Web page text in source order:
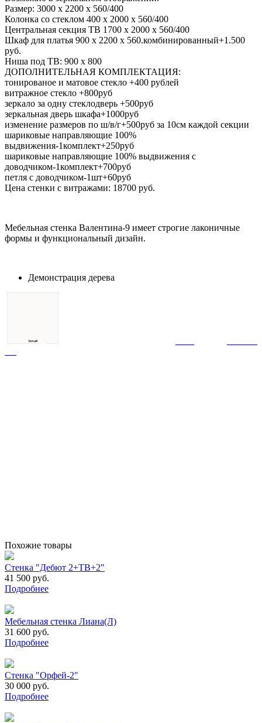
Размер: 3000 х 2200 х 560/400
Колонка со стеклом 400 х 2000 х 560/400
Центральная секция ТВ 1700 х 2000 х 560/400
Шкаф для платья 900 х 2200 х 560.комбинированный+1.500
руб.
Ниша под ТВ: 900 х 800
ДОПОЛНИТЕЛЬНАЯ КОМПЛЕКТАЦИЯ:
тонированое и матовое стекло +400 рублей
витражное стекло +800руб
зеркало за одну стеклодверь +500руб
зеркальная дверь шкафа+1000руб
изменение размеров по ш/в/г+500руб за 10см каждой секции
шариковые направляющие 100%
выдвижения-1комплект+250руб
шариковые направляющие 100% выдвижения с
доводчиком-1комплект+700руб
петля с доводчиком-1шт+60руб
Цена стенки с витражами: 18700 руб.
Мебельная стенка Валентина-9 имеет строгие лаконичные
формы и функциональный дизайн.
Демонстрация дерева
Похожие товары
Стенка "Дебют 2+ТВ+2"
41 500 руб.
Подробнее
Мебельная стенка Лиана(Л)
31 600 руб.
Подробнее
Стенка "Орфей-2"
30 000 руб.
Подробнее